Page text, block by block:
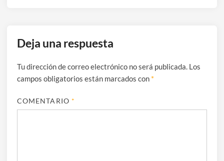
Deja una respuesta
Tu dirección de correo electrónico no será publicada. Los
campos obligatorios están marcados con *
COMENTARIO *